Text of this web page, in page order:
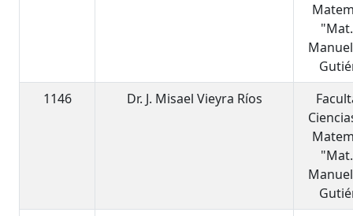
1146
Dr. J. Misael Vieyra Ríos